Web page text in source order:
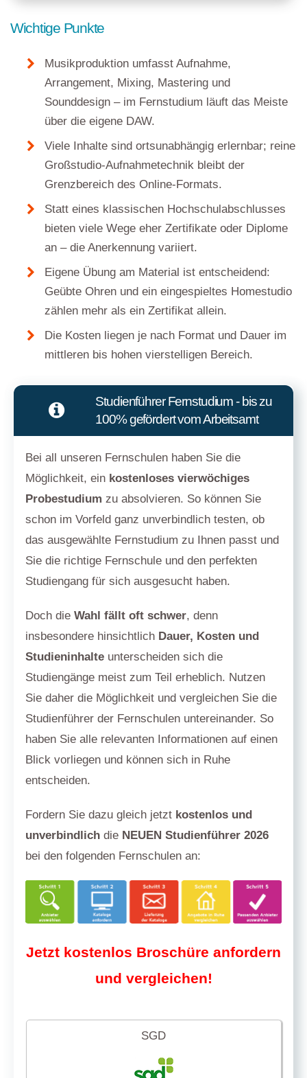
Wichtige Punkte
Musikproduktion umfasst Aufnahme,
Arrangement, Mixing, Mastering und
Sounddesign – im Fernstudium läuft das Meiste
über die eigene DAW.
Viele Inhalte sind ortsunabhängig erlernbar; reine
Großstudio-Aufnahmetechnik bleibt der
Grenzbereich des Online-Formats.
Statt eines klassischen Hochschulabschlusses
bieten viele Wege eher Zertifikate oder Diplome
an – die Anerkennung variiert.
Eigene Übung am Material ist entscheidend:
Geübte Ohren und ein eingespieltes Homestudio
zählen mehr als ein Zertifikat allein.
Die Kosten liegen je nach Format und Dauer im
mittleren bis hohen vierstelligen Bereich.
Studienführer Fernstudium - bis zu
100% gefördert vom Arbeitsamt
Bei all unseren Fernschulen haben Sie die
Möglichkeit, ein kostenloses vierwöchiges
Probestudium zu absolvieren. So können Sie
schon im Vorfeld ganz unverbindlich testen, ob
das ausgewählte Fernstudium zu Ihnen passt und
Sie die richtige Fernschule und den perfekten
Studiengang für sich ausgesucht haben.
Doch dieWahl fällt oft schwer, denn
insbesondere hinsichtlich Dauer, Kosten und
Studieninhalte unterscheiden sich die
Studiengänge meist zum Teil erheblich. Nutzen
Sie daher die Möglichkeit und vergleichen Sie die
Studienführer der Fernschulen untereinander. So
haben Sie alle relevanten Informationen auf einen
Blick vorliegen und können sich in Ruhe
entscheiden.
Fordern Sie dazu gleich jetzt kostenlos und
unverbindlich die NEUEN Studienführer 2026
bei den folgenden Fernschulen an:
Jetzt kostenlos Broschüre anfordern
und vergleichen!
SGD